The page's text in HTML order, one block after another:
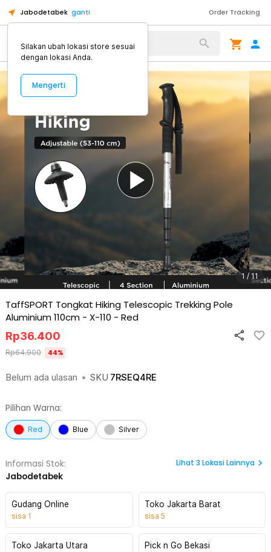
Jabodetabek ganti Order Tracking
Alat Kopi
1 / 11
TaffSPORT Tongkat Hiking Telescopic Trekking Pole
Aluminium 110cm - X-110 - Red
Belum ada ulasan • SKU 7RSEQ4RE
Rp36.400
Rp64.900 44%
Pilihan Warna:
Red Blue Silver
Informasi Stok:
Jabodetabek
Lihat 3 Lokasi Lainnya
Gudang Online
sisa 1
Toko Jakarta Barat
sisa 5
Toko Jakarta Utara Pick n Go Bekasi
Silakan ubah lokasi store sesuai
dengan lokasi Anda.
Mengerti